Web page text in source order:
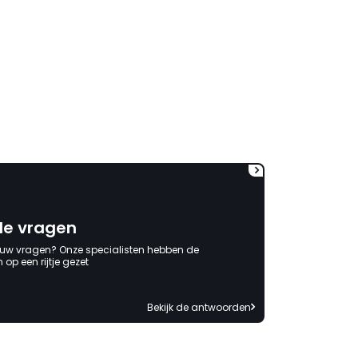
vragen
vragen? Onze specialisten hebben de
een rijtje gezet
Bekijk de antwoorden